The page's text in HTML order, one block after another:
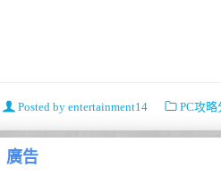
Posted by entertainment14 PC攻略
廣告